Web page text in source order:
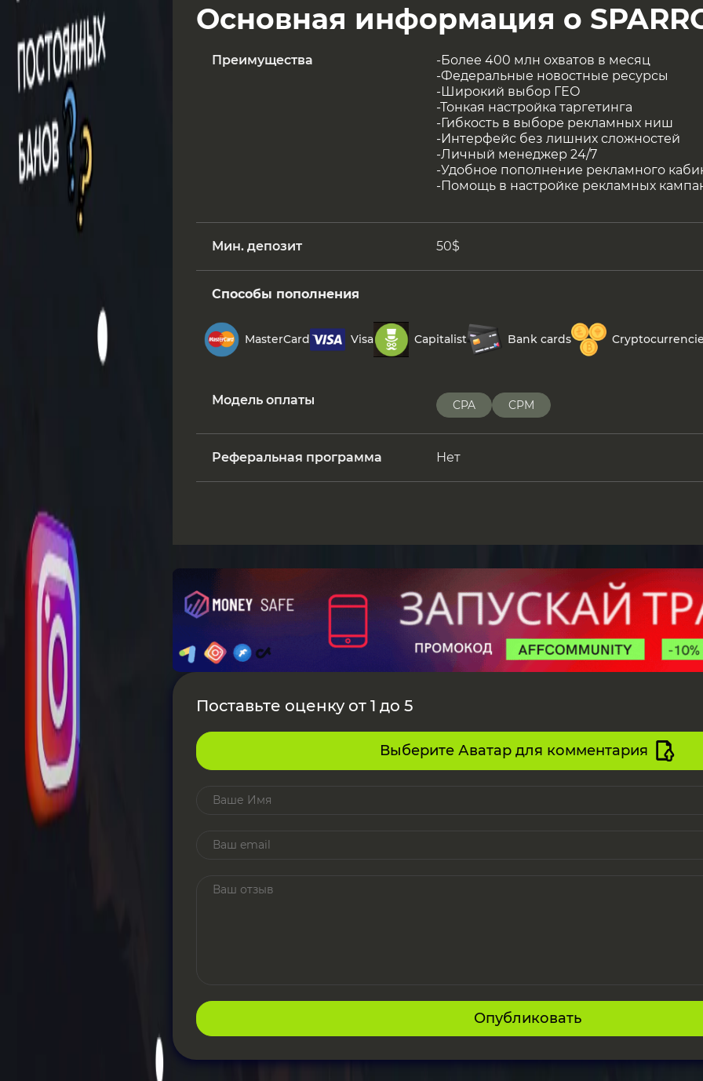
Основная информация о
Преимущества
-Более 400 млн охватов в месяц
-Федеральные новостные ресурсы
-Широкий выбор ГЕО
-Тонкая настройка таргетинга
-Гибкость в выборе рекламных ниш
-Интерфейс без лишних сложностей
-Личный менеджер 24/7
-Удобное пополнение рекламного
-Помощь в настройке рекламных
Мин. депозит 50$
Способы пополнения
MasterCard Visa Capitalist Bank cards
Модель оплаты CPA CPM
Реферальная программа Нет
Поставьте оценку от 1 до 5
Выберите Аватар для комментария
Опубликовать